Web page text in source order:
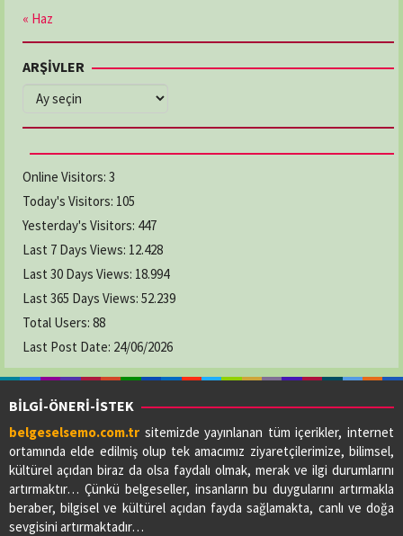
« Haz
ARŞİVLER
ARŞİVLER
Online Visitors: 3
Today's Visitors: 105
Yesterday's Visitors: 447
Last 7 Days Views: 12.428
Last 30 Days Views: 18.994
Last 365 Days Views: 52.239
Total Users: 88
Last Post Date: 24/06/2026
BİLGİ-ÖNERİ-İSTEK
belgeselsemo.com.tr sitemizde yayınlanan tüm içerikler, internet
ortamında elde edilmiş olup tek amacımız ziyaretçilerimize, bilimsel,
kültürel açıdan biraz da olsa faydalı olmak, merak ve ilgi durumlarını
artırmaktır… Çünkü belgeseller, insanların bu duygularını artırmakla
beraber, bilgisel ve kültürel açıdan fayda sağlamakta, canlı ve doğa
sevgisini artırmaktadır…